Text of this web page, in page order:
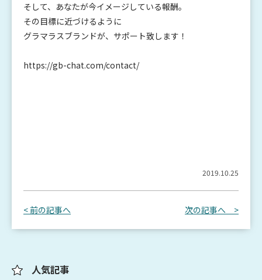
そして、あなたが今イメージしている報酬。
その目標に近づけるように
グラマラスブランドが、サポート致します！
https://gb-chat.com/contact/
2019.10.25
< 前の記事へ 次の記事へ >
人気記事